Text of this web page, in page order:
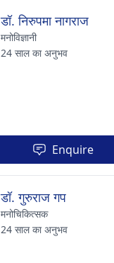
डॉ. निरुपमा नागराज
मनोविज्ञानी
24 साल का अनुभव
Enquire
डॉ. गुरुराज गप
मनोचिकित्सक
24 साल का अनुभव